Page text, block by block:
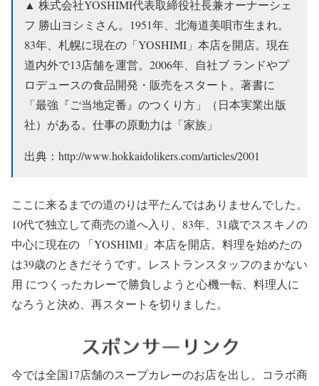
▲ 株式会社YOSHIMI代表取締役社長兼オーナーシェ
フ 勝山ヨシミさん。1951年、北海道美唄市生まれ。
83年、札幌に現在の「YOSHIMI」本店を開店。現在
道内外で13店舗を運営。2006年、自社ブ ランドやプ
ロデュースの食品開発・販売をスタート。著書に
「最強『ご当地定番』のつくり方」（日本実業出版
社）がある。仕事の原動力は「家族」
出典：http://www.hokkaidolikers.com/articles/2001
ここに来るまでの道のりは平たんではありませんでした。
10代で独立して商売の道へ入り、83年、31歳でススキノの
中心に現在の 「YOSHIMI」本店を開店。料理を始めたの
は39歳のときだそうです。レストランスタッフのまかない
用 につくったカレーで勝負しようと心機一転、料理人に
なろうと決め、再スタートを切りました。
今では全国17店舗のスープカレーのお店を出し、コラボ商